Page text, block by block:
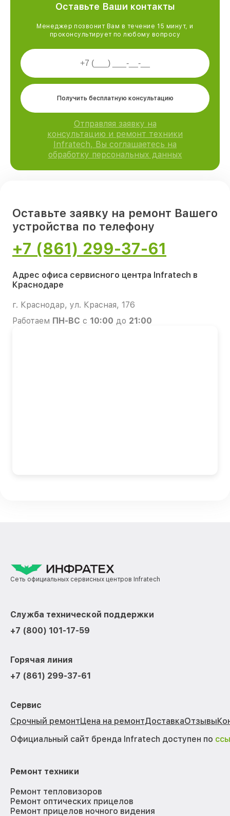
Оставьте Ваши контакты
Менеджер позвонит Вам в течение 15 минут, и
проконсультирует по любому вопросу
Получить бесплатную консультацию
Отправляя заявку на
консультацию и ремонт техники
Infratech, Вы соглашаетесь на
обработку персональных данных
Оставьте заявку на ремонт Вашего
устройства по телефону
+7 (861) 299-37-61
Адрес офиса сервисного центра Infratech в
Краснодаре
г. Краснодар, ул. Красная, 176
Работаем ПН-ВС с 10:00 до 21:00
Сеть официальных сервисных центров Infratech
Служба технической поддержки
+7 (800) 101-17-59
Горячая линия
+7 (861) 299-37-61
Сервис
Срочный ремонтЦена на ремонтДоставкаОтзывы
Официальный сайт бренда Infratech доступен по
Ремонт техники
Ремонт тепловизоров
Ремонт оптических прицелов
Ремонт прицелов ночного видения